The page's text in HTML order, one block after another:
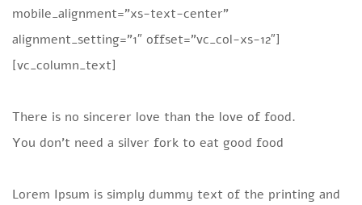
mobile_alignment=”xs-text-center”
alignment_setting=”1″ offset=”vc_col-xs-12″]
[vc_column_text]
There is no sincerer love than the love of food.
You don’t need a silver fork to eat good food
Lorem Ipsum is simply dummy text of the printing and